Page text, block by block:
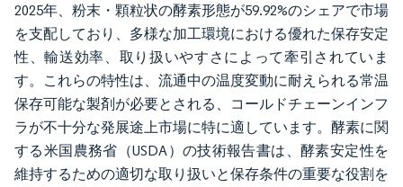
2025年、粉末・顆粒状の酵素形態が59.92%のシェアで市場
を支配しており、多様な加工環境における優れた保存安定
性、輸送効率、取り扱いやすさによって牽引されていま
す。これらの特性は、流通中の温度変動に耐えられる常温
保存可能な製剤が必要とされる、コールドチェーンインフ
ラが不十分な発展途上市場に特に適しています。酵素に関
する米国農務省（USDA）の技術報告書は、酵素安定性を
維持するための適切な取り扱いと保存条件の重要な役割を